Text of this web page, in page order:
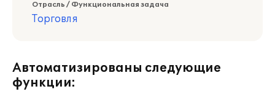
Отрасль / Функциональная задача
Торговля
Автоматизированы следующие
функции: